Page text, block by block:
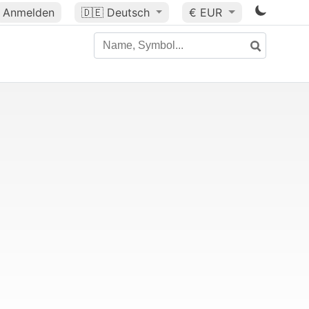
Anmelden 🇩🇪 Deutsch € EUR